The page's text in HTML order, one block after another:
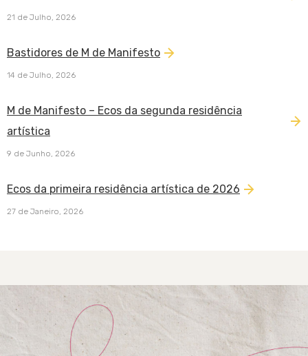
21 de Julho, 2026
Bastidores de M de Manifesto
14 de Julho, 2026
M de Manifesto – Ecos da segunda residência
artística
9 de Junho, 2026
Ecos da primeira residência artística de 2026
27 de Janeiro, 2026